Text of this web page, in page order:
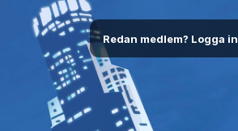
Redan medlem? Logga in